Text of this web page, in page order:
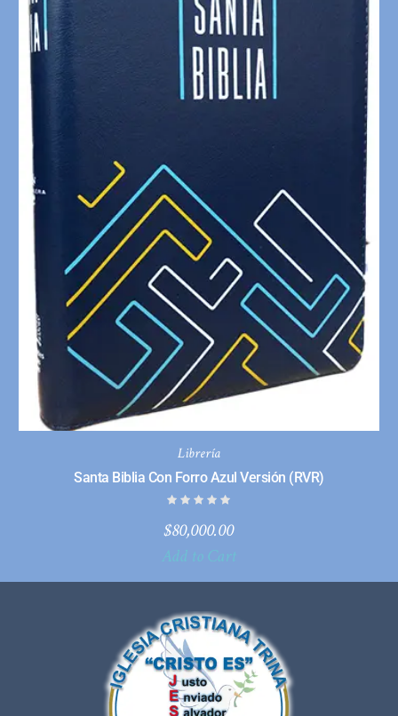
Librería
Santa Biblia Con Forro Azul Versión (RVR)
$80,000.00
Add to Cart